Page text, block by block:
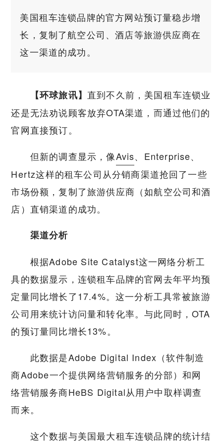
美国租车连锁品牌的官方网站预订量稳步增
长，复制了航空公司、酒店等旅游供应商在
这一渠道的成功。
【环球旅讯】 直到不久前，美国租车连锁业
还是无法劝说顾客放弃OTA渠道，而通过他们的
官网直接预订。
但新的调查显示，像Avis、Enterprise、
Hertz这样的租车公司从分销商渠道抢回了一些
市场份额，复制了旅游供应商（如航空公司和酒
店）直销渠道的成功。
渠道分析
根据Adobe Site Catalyst这一网络分析工
具的数据显示，连锁租车品牌的官网去年平均预
定量同比增长了17.4%。这一分析工具常被旅游
公司用来统计访问量和转化率。与此同时，OTA
的预订量同比增长13%。
此数据是Adobe Digital Index（软件制造
商Adobe一个提供网络营销服务的分部）和网
络营销服务商HeBS Digital从用户中取样调查
而来。
这个数据与美国最大租车连锁品牌的统计结